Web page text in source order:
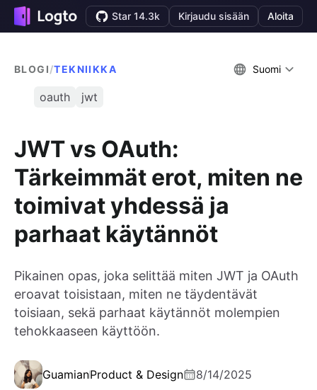
Star 14.3k Kirjaudu sisään Aloita
BLOGI/TEKNIIKKA Suomi
oauth jwt
JWT vs OAuth:
Tärkeimmät erot, miten ne
toimivat yhdessä ja
parhaat käytännöt
Pikainen opas, joka selittää miten JWT ja OAuth
eroavat toisistaan, miten ne täydentävät
toisiaan, sekä parhaat käytännöt molempien
tehokkaaseen käyttöön.
GuamianProduct & Design 8/14/2025